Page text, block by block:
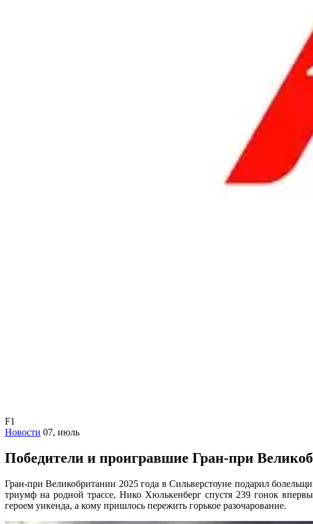
F1
Новости 07, июль
Победители и проигравшие Гран-при
Гран-при Великобритании 2025 года в Сильверстоуне подарил
триумф на родной трассе, Нико Хюлькенберг спустя 239 гонок
героем уикенда, а кому пришлось пережить горькое разочарование.